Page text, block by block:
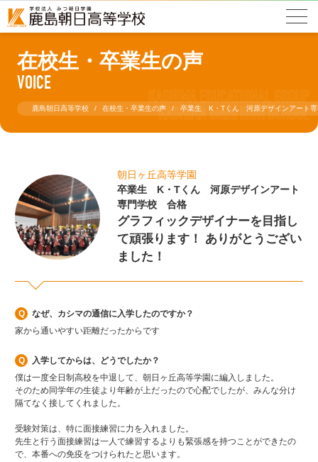
在校生・卒業生の声
VOICE
鹿島朝日高等学校 在校生・卒業生の声 卒業生 K・Tくん 河原デザインアート
朝日ヶ丘高等学園
卒業生 K・Tくん 河原デザインアート
専門学校 合格
グラフィックデザイナーを目指し
て頑張ります！ ありがとうござい
ました！
なぜ、カシマの通信に入学したのですか？
家から通いやすい距離だったからです
入学してからは、どうでしたか？
僕は一度全日制高校を中退して、朝日ヶ丘高等学園に編入しました。
そのため同学年の生徒より年齢が上だったので心配でしたが、みんな分け
隔てなく接してくれました。
受験対策は、特に面接練習に力を入れました。
先生と行う面接練習は一人で練習するよりも緊張感を持つことができたの
で、本番への免疫をつけられたと思います。